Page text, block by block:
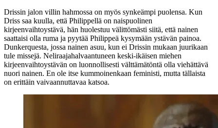
Drissin jalon villin hahmossa on myös synkeämpi puolensa. Kun
Driss saa kuulla, että Philippellä on naispuolinen
kirjeenvaihtoystävä, hän huolestuu välittömästi siitä, että nainen
saattaisi olla ruma ja pyytää Philippeä kysymään ystävän painoa.
Dunkerquesta, jossa nainen asuu, kun ei Drissin mukaan juurikaan
tule missejä. Neliraajahalvaantuneen keski-ikäisen miehen
kirjeenvaihtoystävän on luonnollisesti välttämätöntä olla viehättävä
nuori nainen. En ole itse kummoinenkaan feministi, mutta tällaista
on erittäin vaivaannuttavaa katsoa.